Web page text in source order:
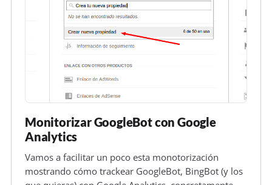
Monitorizar GoogleBot con Google
Analytics
Vamos a facilitar un poco esta monotorización
mostrando cómo trackear GoogleBot, BingBot (y los